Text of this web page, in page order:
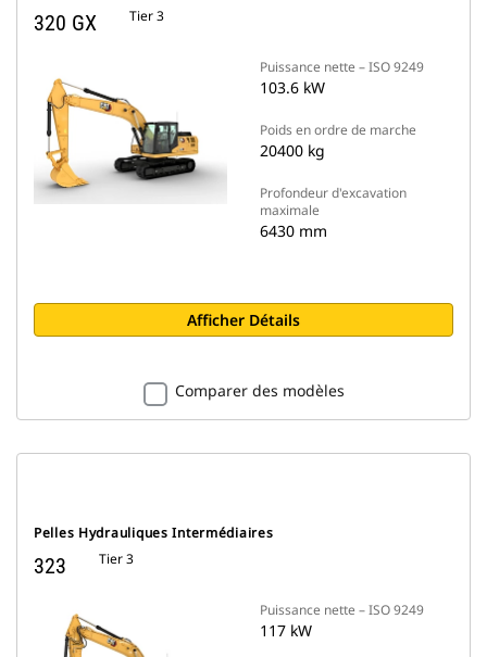
320 GX Tier 3
Puissance nette – ISO 9249
103.6 kW
Poids en ordre de marche
20400 kg
Profondeur d'excavation
maximale
6430 mm
Afficher Détails
Comparer des modèles
Pelles Hydrauliques Intermédiaires
323 Tier 3
Puissance nette – ISO 9249
117 kW